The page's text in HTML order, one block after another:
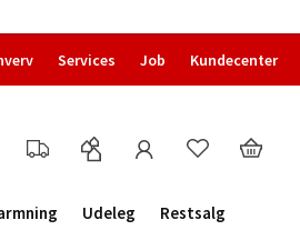
Services Job Kundecenter
Udeleg
Restsalg